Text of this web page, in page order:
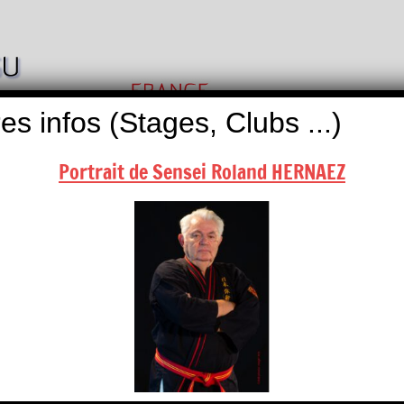
Nihon
Taï
Jitsu
Self
Défense
BOUTIQUES NOUS CONTACTER
contactez-nous …
infos (Stages, Clubs ...)
Portrait de Sensei Roland HERNAEZ